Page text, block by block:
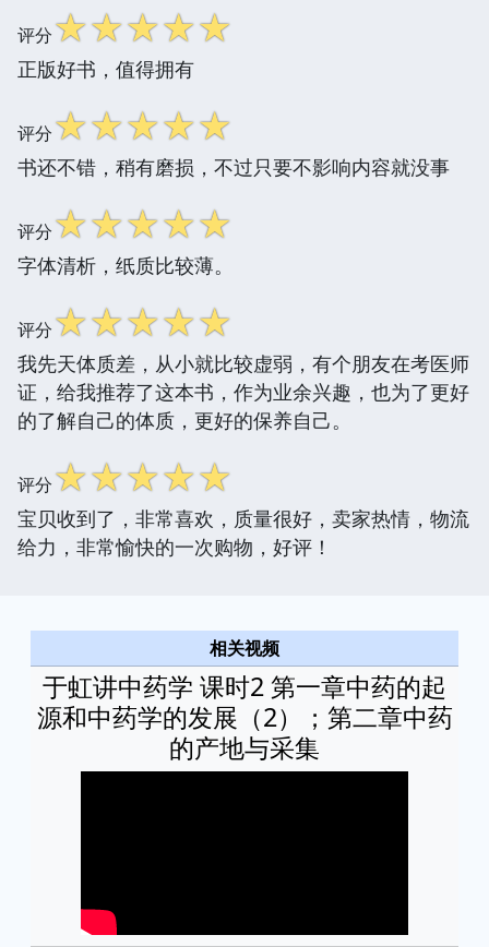
评分☆☆☆☆☆
正版好书，值得拥有
评分☆☆☆☆☆
书还不错，稍有磨损，不过只要不影响内容就没事
评分☆☆☆☆☆
字体清析，纸质比较薄。
评分☆☆☆☆☆
我先天体质差，从小就比较虚弱，有个朋友在考医师
证，给我推荐了这本书，作为业余兴趣，也为了更好
的了解自己的体质，更好的保养自己。
评分☆☆☆☆☆
宝贝收到了，非常喜欢，质量很好，卖家热情，物流
给力，非常愉快的一次购物，好评！
相关视频
于虹讲中药学 课时2 第一章中药的起
源和中药学的发展（2）；第二章中药
的产地与采集